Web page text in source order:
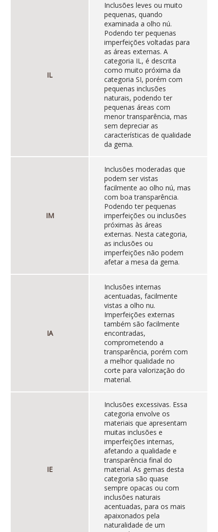
IL
Inclusões leves ou muito
pequenas, quando
examinada a olho nú.
Podendo ter pequenas
imperfeições voltadas para
as áreas externas. A
categoria IL, é descrita
como muito próxima da
categoria SI, porém com
pequenas inclusões
naturais, podendo ter
pequenas áreas com
menor transparência, mas
sem depreciar as
características de qualidade
da gema.
IM
Inclusões moderadas que
podem ser vistas
facilmente ao olho nú, mas
com boa transparência.
Podendo ter pequenas
imperfeições ou inclusões
próximas às áreas
externas. Nesta categoria,
as inclusões ou
imperfeições não podem
afetar a mesa da gema.
IA
Inclusões internas
acentuadas, facilmente
vistas a olho nu.
Imperfeições externas
também são facilmente
encontradas,
comprometendo a
transparência, porém com
a melhor qualidade no
corte para valorização do
material.
IE
Inclusões excessivas. Essa
categoria envolve os
materiais que apresentam
muitas inclusões e
imperfeições internas,
afetando a qualidade e
transparência final do
material. As gemas desta
categoria são quase
sempre opacas ou com
inclusões naturais
acentuadas, para os mais
apaixonados pela
naturalidade de um